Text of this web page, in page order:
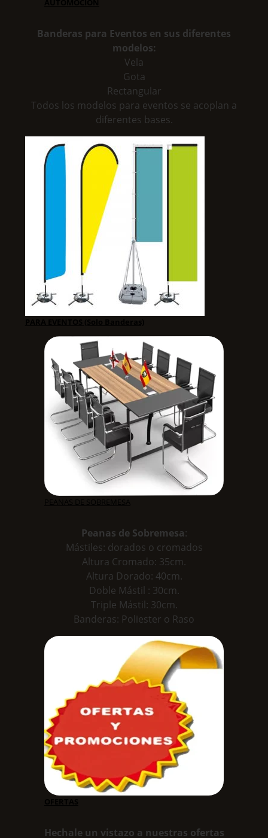
Banderas para Eventos en sus diferentes
modelos:
Vela
Gota
Rectangular
Todos los modelos para eventos se acoplan a
diferentes bases.
Peanas de Sobremesa:
Mástiles: dorados o cromados
Altura Cromado: 35cm.
Altura Dorado: 40cm.
Doble Mástil : 30cm.
Triple Mástil: 30cm.
Banderas: Poliester o Raso
Hechale un vistazo a nuestras ofertas